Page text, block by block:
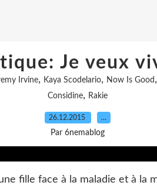
Je veux
Irvine, Kaya Scodelario, Now Is Good ,
Considine, Rakie
26.12.2015 …
Par 6nemablog
fille face à la maladie et à la